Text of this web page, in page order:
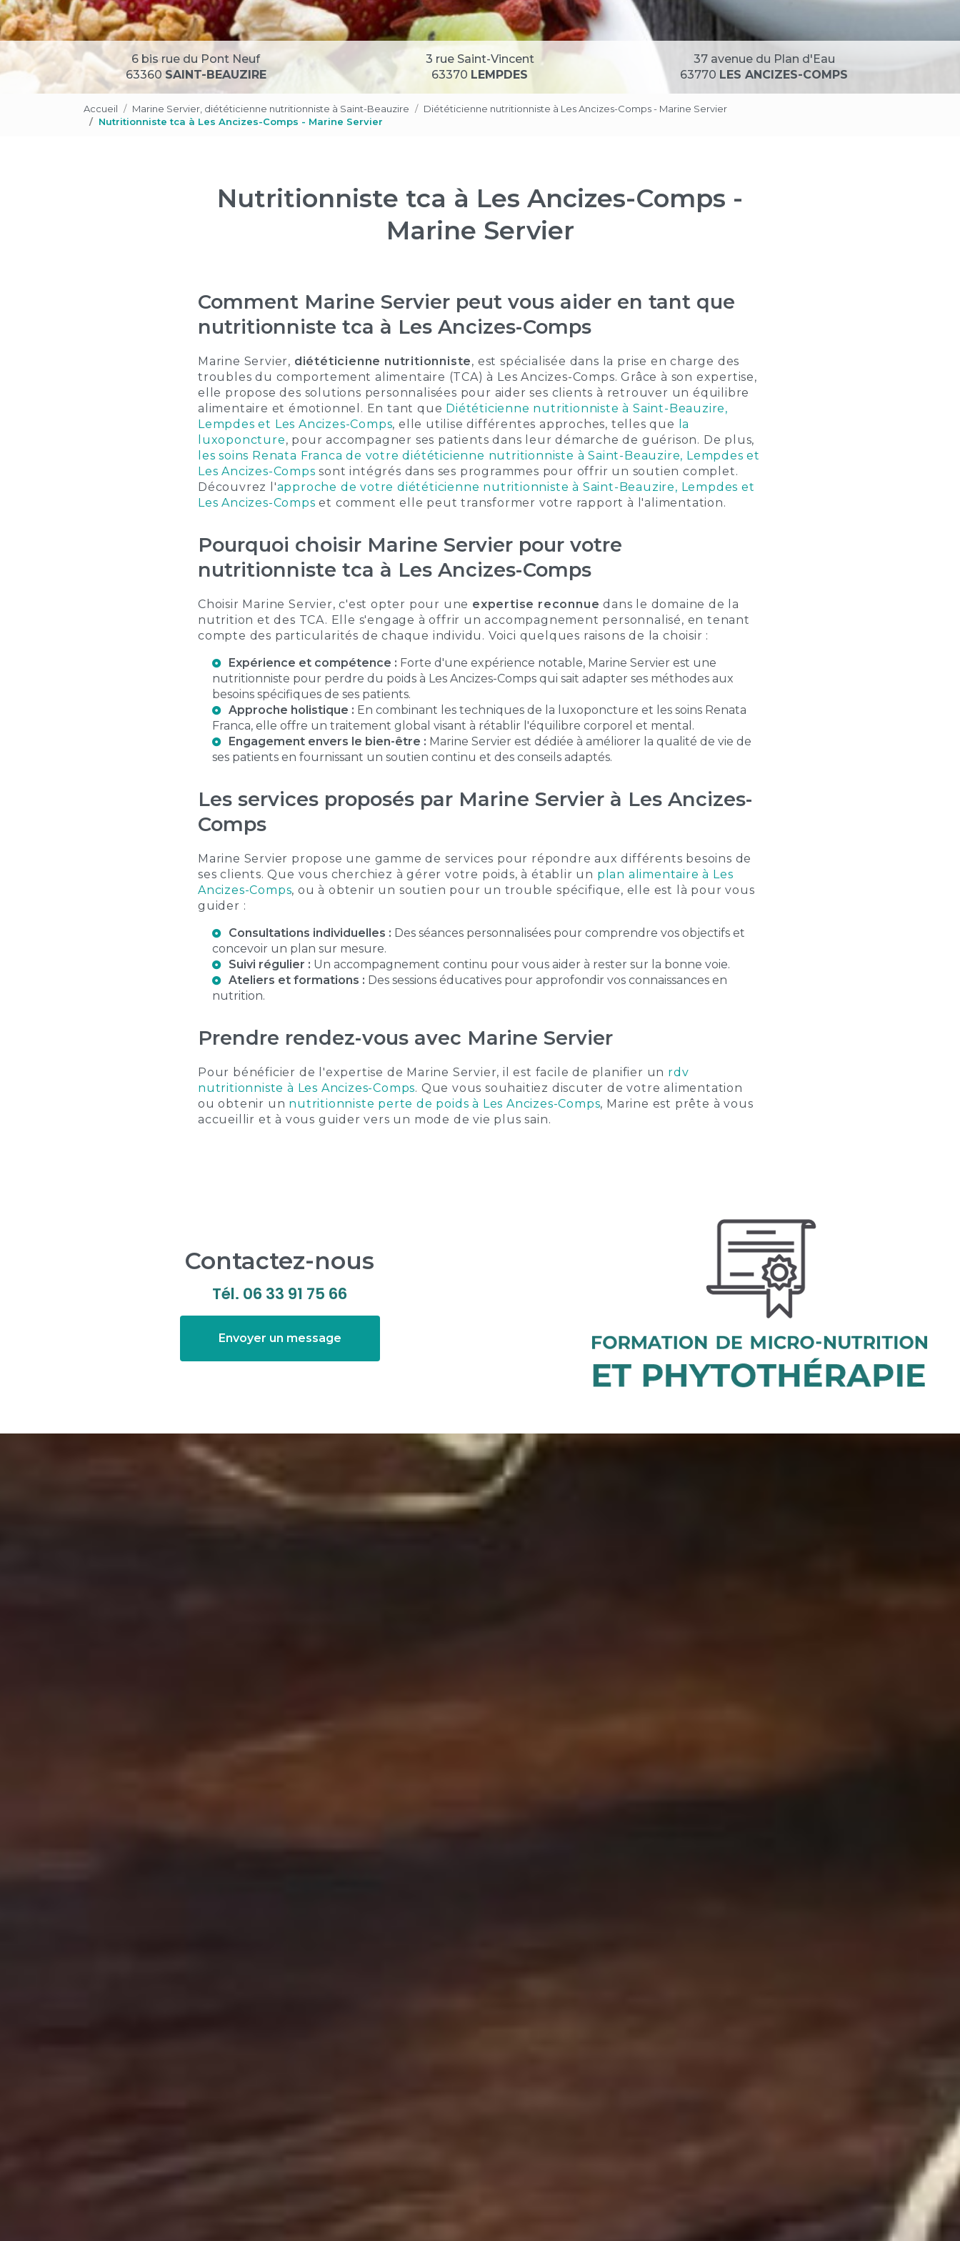
6 bis rue du Pont Neuf
63360 SAINT-BEAUZIRE
3 rue Saint-Vincent
63370 LEMPDES
37 avenue du Plan d'Eau
63770 LES ANCIZES-COMPS
Accueil Marine Servier, diététicienne nutritionniste à Saint-Beauzire
Diététicienne nutritionniste à Les Ancizes-Comps - Marine Servier
Nutritionniste tca à Les Ancizes-Comps - Marine Servier
Nutritionniste tca à Les Ancizes-Comps -
Marine Servier
Comment Marine Servier peut vous aider en tant que
nutritionniste tca à Les Ancizes-Comps
Marine Servier, diététicienne nutritionniste, est spécialisée dans la prise en charge des
troubles du comportement alimentaire (TCA) à Les Ancizes-Comps. Grâce à son expertise,
elle propose des solutions personnalisées pour aider ses clients à retrouver un équilibre
alimentaire et émotionnel. En tant que Diététicienne nutritionniste à Saint-Beauzire,
Lempdes et Les Ancizes-Comps, elle utilise différentes approches, telles que
la
luxoponcture, pour accompagner ses patients dans leur démarche de guérison. De plus,
les soins Renata Franca de votre diététicienne nutritionniste à Saint-Beauzire, Lempdes et
Les Ancizes-Comps sont intégrés dans ses programmes pour offrir un soutien complet.
Découvrez l'approche de votre diététicienne nutritionniste à Saint-Beauzire, Lempdes et
Les Ancizes-Comps et comment elle peut transformer votre rapport à l'alimentation.
Pourquoi choisir Marine Servier pour votre
nutritionniste tca à Les Ancizes-Comps
Choisir Marine Servier, c'est opter pour une expertise reconnue dans le domaine de la
nutrition et des TCA. Elle s'engage à offrir un accompagnement personnalisé, en tenant
compte des particularités de chaque individu. Voici quelques raisons de la choisir :
Expérience et compétence : Forte d'une expérience notable, Marine Servier est une
nutritionniste pour perdre du poids à Les Ancizes-Comps qui sait adapter ses méthodes aux
besoins spécifiques de ses patients.
Approche holistique : En combinant les techniques de la luxoponcture et les soins Renata
Franca, elle offre un traitement global visant à rétablir l'équilibre corporel et mental.
Engagement envers le bien-être : Marine Servier est dédiée à améliorer la qualité de vie de
ses patients en fournissant un soutien continu et des conseils adaptés.
Les services proposés par Marine Servier à Les Ancizes-
Comps
Marine Servier propose une gamme de services pour répondre aux différents besoins de
ses clients. Que vous cherchiez à gérer votre poids, à établir un plan alimentaire à Les
Ancizes-Comps, ou à obtenir un soutien pour un trouble spécifique, elle est là pour vous
guider :
Consultations individuelles : Des séances personnalisées pour comprendre vos objectifs et
concevoir un plan sur mesure.
Suivi régulier : Un accompagnement continu pour vous aider à rester sur la bonne voie.
Ateliers et formations : Des sessions éducatives pour approfondir vos connaissances en
nutrition.
Prendre rendez-vous avec Marine Servier
Pour bénéficier de l'expertise de Marine Servier, il est facile de planifier un rdv
nutritionniste à Les Ancizes-Comps. Que vous souhaitiez discuter de votre alimentation
ou obtenir un nutritionniste perte de poids à Les Ancizes-Comps, Marine est prête à vous
accueillir et à vous guider vers un mode de vie plus sain.
Contactez-nous
Tél. 06 33 91 75 66
Envoyer un message